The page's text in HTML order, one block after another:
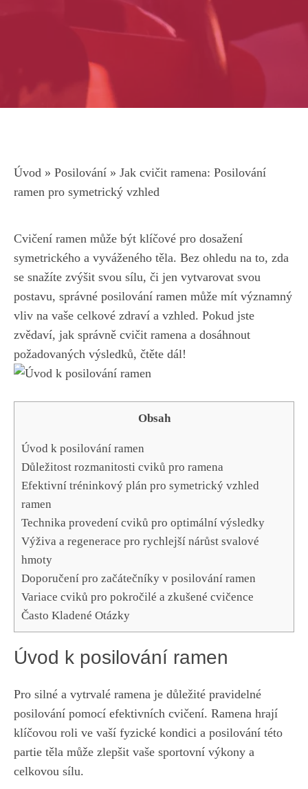
Úvod » Posilování » Jak cvičit ramena: Posilování
ramen pro symetrický vzhled
Cvičení ⁤ramen může být⁣ klíčové pro dosažení
symetrického a vyváženého těla. Bez ohledu na to, zda
⁢se snažíte zvýšit svou‌ sílu, či ⁣jen vytvarovat ⁣svou
postavu, ⁣správné⁤ posilování ramen může ⁤mít významný
vliv na ⁤vaše celkové⁤ zdraví a vzhled. Pokud jste‌
zvědaví, jak správně‌ cvičit ramena a‌ dosáhnout
požadovaných výsledků, čtěte‌ dál!
Obsah
Úvod k ‌posilování ⁤ramen
Důležitost rozmanitosti ⁤cviků pro ramena
Efektivní tréninkový plán pro symetrický vzhled
ramen
Technika provedení cviků pro​ optimální výsledky
Výživa a regenerace pro rychlejší nárůst svalové‍
hmoty
Doporučení ​pro začátečníky v posilování ramen
Variace cviků pro pokročilé⁣ a zkušené cvičence
Často ‌Kladené Otázky
Úvod k ‌posilování ⁤ramen
Pro silné a vytrvalé ramena je důležité pravidelné‍
posilování pomocí⁣ efektivních cvičení. Ramena⁢ hrají
klíčovou roli ‌ve vaší fyzické kondici⁢ a posilování této
partie těla ‌může⁤ zlepšit vaše sportovní výkony a⁤
celkovou ​sílu.